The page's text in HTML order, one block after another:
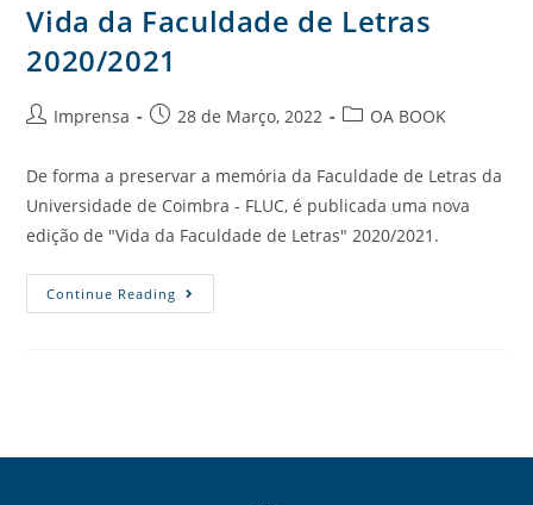
Vida da Faculdade de Letras
2020/2021
Imprensa 28 de Março, 2022 OA BOOK
De forma a preservar a memória da Faculdade de Letras da
Universidade de Coimbra - FLUC, é publicada uma nova
edição de "Vida da Faculdade de Letras" 2020/2021.
Continue Reading